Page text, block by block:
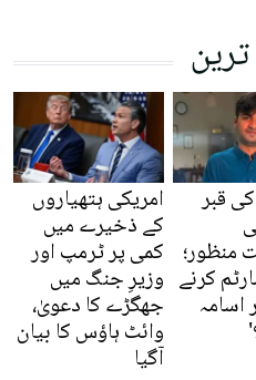
قبر
منظور؛
کرنے
اسامہ
امریکی ہتھیاروں
کے ذخیرے میں
کمی پر ٹرمپ اور
وزیرِ جنگ میں
جھگڑے کا دعویٰ،
وائٹ ہاؤس کا بیان
آگیا